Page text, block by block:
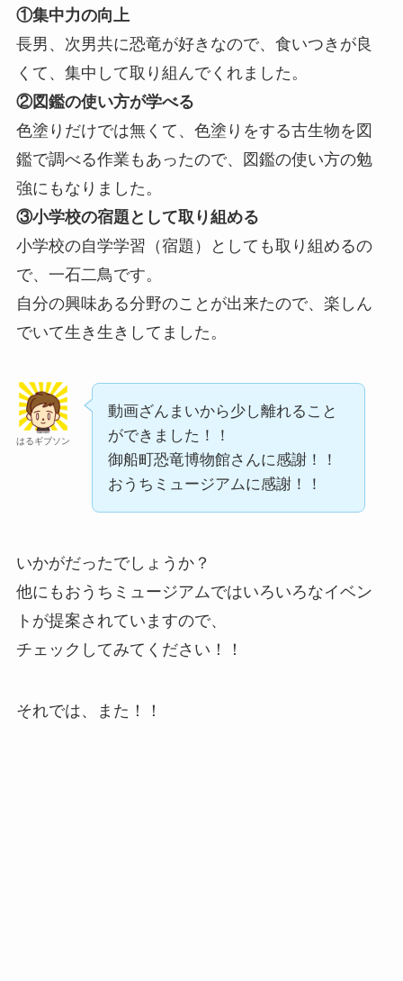
①集中力の向上
長男、次男共に恐竜が好きなので、食いつきが良
くて、集中して取り組んでくれました。
②図鑑の使い方が学べる
色塗りだけでは無くて、色塗りをする古生物を図
鑑で調べる作業もあったので、図鑑の使い方の勉
強にもなりました。
③小学校の宿題として取り組める
小学校の自学学習（宿題）としても取り組めるの
で、一石二鳥です。
自分の興味ある分野のことが出来たので、楽しん
でいて生き生きしてました。
はるギブソン
動画ざんまいから少し離れること
ができました！！
御船町恐竜博物館さんに感謝！！
おうちミュージアムに感謝！！
いかがだったでしょうか？
他にもおうちミュージアムではいろいろなイベン
トが提案されていますので、
チェックしてみてください！！
それでは、また！！